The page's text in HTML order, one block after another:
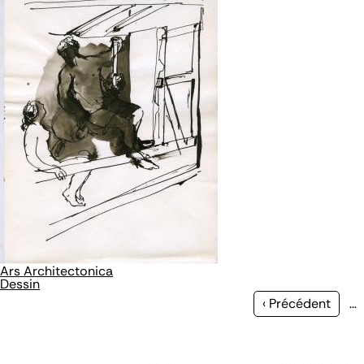
Ars Architectonica
Dessin
Page
‹ Précédent …